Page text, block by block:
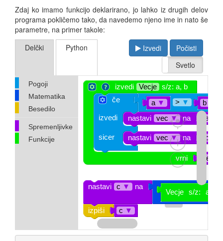
Zdaj ko imamo funkcijo deklarirano, jo lahko iz drugih delov
programa pokličemo tako, da navedemo njeno ime in nato še
parametre, na primer takole:
Delčki
Python Izvedi
Počisti
Svetlo
Pogoji
Matematika
Besedilo
Spremenljivke
Funkcije
a ▼ b
‏> ▼
a
nastavi vec ▼ na
b
nastavi vec ▼ na
če
izvedi
sicer
vec
izvedi Vecje s/z: a, b
vrni
a
Vecje s/z:
c ▼
izpiši
nastavi c ▼ na